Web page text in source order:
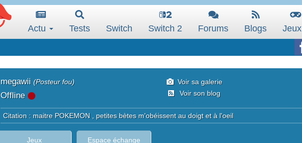
Actu Tests Switch Switch 2 Forums Blogs Jeux
megawii (Posteur fou)
Offline
Voir sa galerie
Voir son blog
Citation : maitre POKEMON , petites bètes m'obéissent au doigt et à l'oeil
Jeux Espace échange